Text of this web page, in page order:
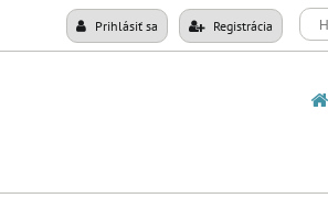
Prihlásiť sa Registrácia